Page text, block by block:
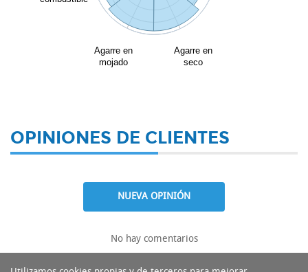
Agarre en
seco
Agarre en
mojado
OPINIONES DE CLIENTES
NUEVA OPINIÓN
No hay comentarios